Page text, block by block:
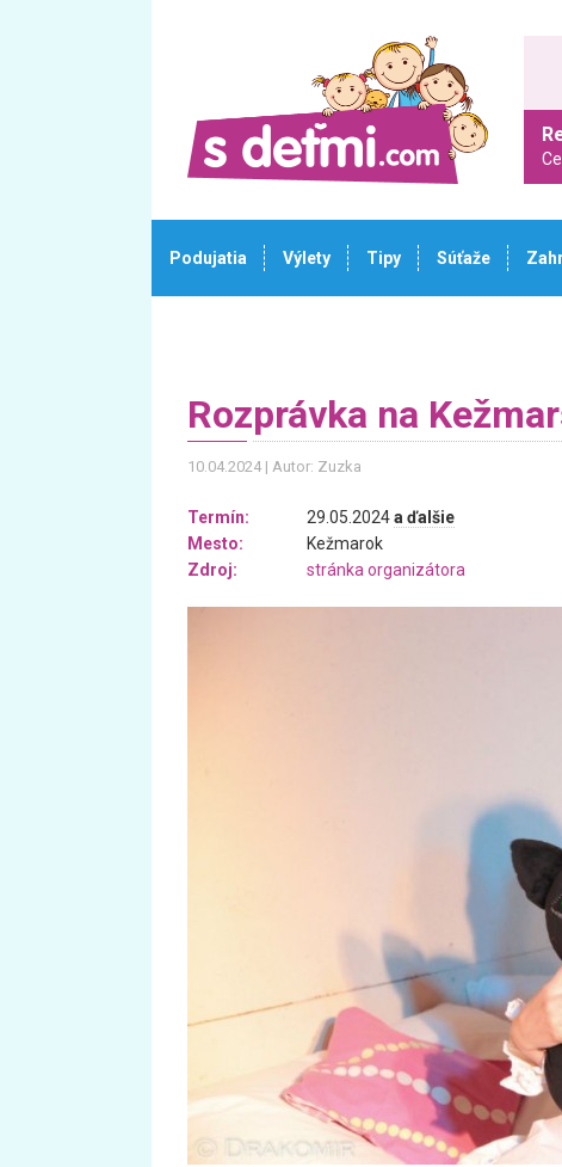
Podujatia Výlety Tipy Súťaže
Rozprávka na
10.04.2024 Autor: Zuzka
Termín: 29.05.2024a ďalšie
Mesto:
Kežmarok
Zdroj:
stránka organizátora